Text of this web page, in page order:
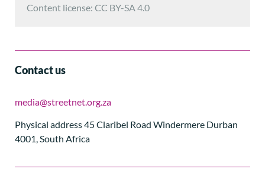
Content license: CC BY-SA 4.0
Contact us
media@streetnet.org.za
Physical address 45 Claribel Road Windermere Durban
4001, South Africa